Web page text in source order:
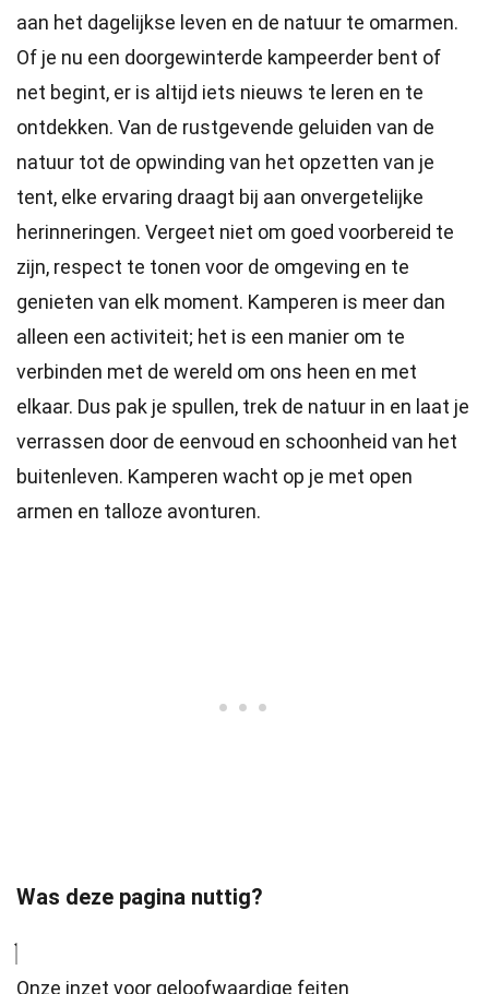
aan het dagelijkse leven en de natuur te omarmen.
Of je nu een doorgewinterde kampeerder bent of
net begint, er is altijd iets nieuws te leren en te
ontdekken. Van de rustgevende geluiden van de
natuur tot de opwinding van het opzetten van je
tent, elke ervaring draagt bij aan onvergetelijke
herinneringen. Vergeet niet om goed voorbereid te
zijn, respect te tonen voor de omgeving en te
genieten van elk moment. Kamperen is meer dan
alleen een activiteit; het is een manier om te
verbinden met de wereld om ons heen en met
elkaar. Dus pak je spullen, trek de natuur in en laat je
verrassen door de eenvoud en schoonheid van het
buitenleven. Kamperen wacht op je met open
armen en talloze avonturen.
Was deze pagina nuttig?
Onze inzet voor geloofwaardige feiten